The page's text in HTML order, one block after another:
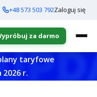
+48 573 503 792Zaloguj się
za darmo
taryfowe
2026 r.